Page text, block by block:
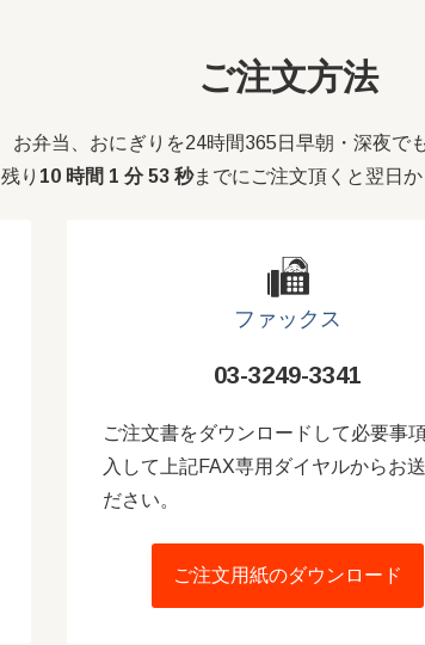
ご注文方法
お弁当、おにぎりを24時間365日早朝・深夜で
残り 10 時間 1 分 52 秒までにご注文頂くと翌日か
ファックス
03-3249-3341
ご注文書をダウンロードして必要事
入して上記FAX専用ダイヤルからお送
ださい。
ご注文用紙のダウンロード